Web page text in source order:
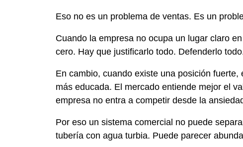
Eso no es un problema de ventas. Es un
Cuando la empresa no ocupa un lugar claro
cero. Hay que justificarlo todo. Defenderlo
En cambio, cuando existe una posición
más educada. El mercado entiende mejor el
empresa no entra a competir desde la
Por eso un sistema comercial no puede
tubería con agua turbia. Puede parecer